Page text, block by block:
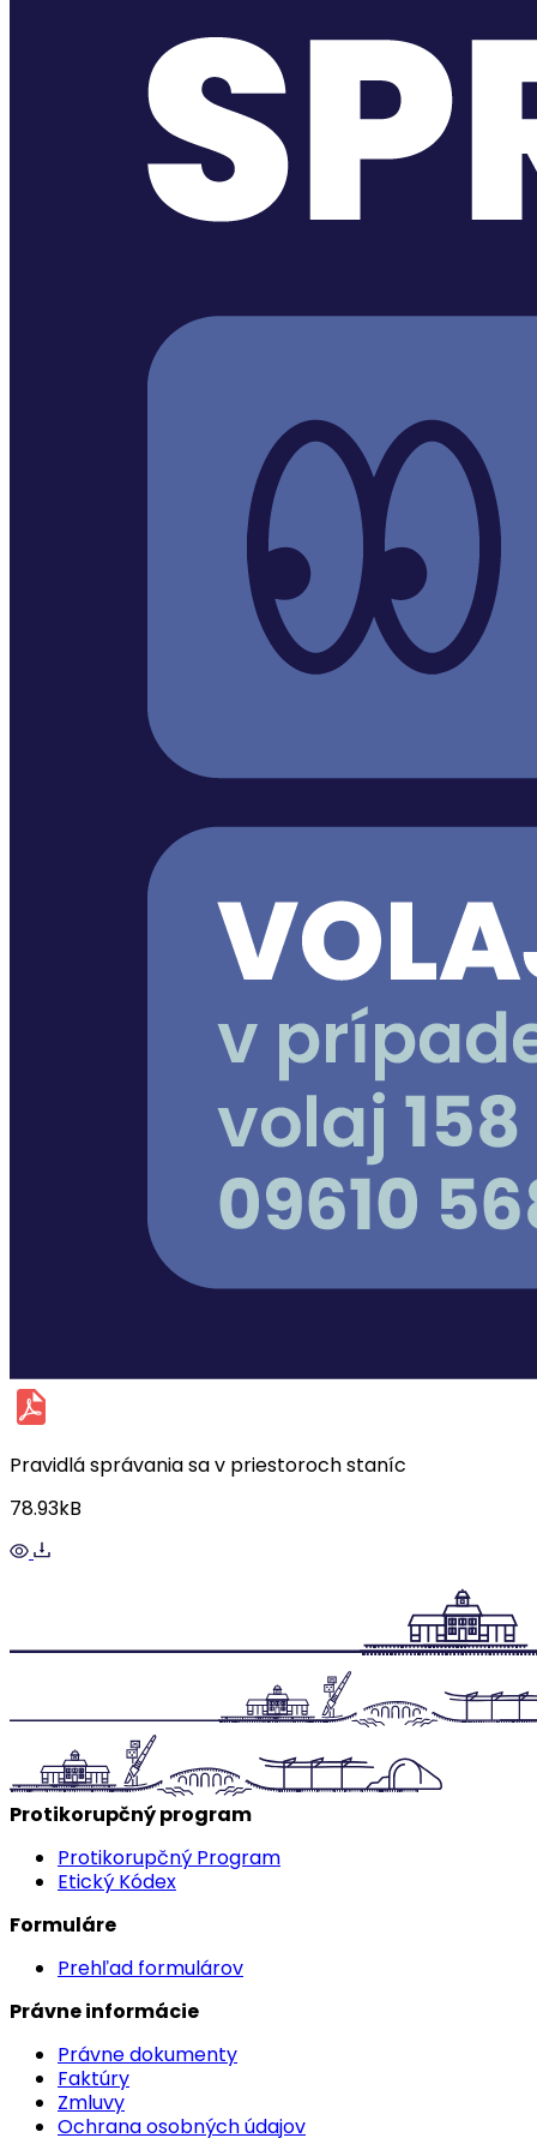
Pravidlá správania sa v priestoroch staníc
78.93kB
Protikorupčný program
Protikorupčný Program
Etický Kódex
Formuláre
Prehľad formulárov
Právne informácie
Právne dokumenty
Faktúry
Zmluvy
Ochrana osobných údajov